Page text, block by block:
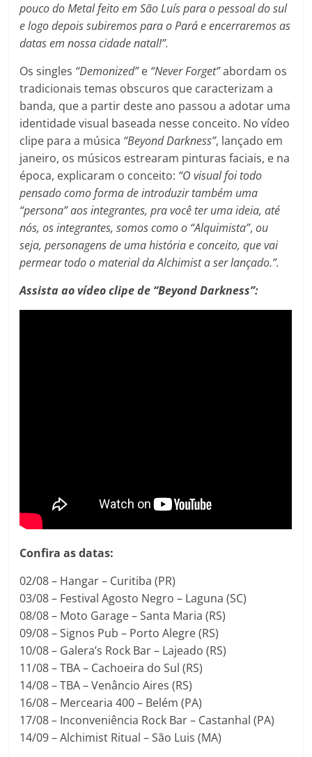
pouco do Metal feito em São Luís para o pessoal do sul
e logo depois subiremos para o Pará e encerraremos as
datas em nossa cidade natal!”.
Os singles “Demonized”e “Never Forget”abordam os
tradicionais temas obscuros que caracterizam a
banda, que a partir deste ano passou a adotar uma
identidade visual baseada nesse conceito. No vídeo
clipe para a música “Beyond Darkness”, lançado em
janeiro, os músicos estrearam pinturas faciais, e na
época, explicaram o conceito: “O visual foi todo
pensado como forma de introduzir também uma
“persona” aos integrantes, pra você ter uma ideia, até
nós, os integrantes, somos como o “Alquimista”,ou
seja, personagens de uma história e conceito, que vai
permear todo o material da Alchimist a ser lançado.”.
Assista ao vídeo clipe de “Beyond Darkness”:
Confira as datas:
02/08 – Hangar – Curitiba (PR)
03/08 – Festival Agosto Negro – Laguna (SC)
08/08 – Moto Garage – Santa Maria (RS)
09/08 – Signos Pub – Porto Alegre (RS)
10/08 – Galera’s Rock Bar – Lajeado (RS)
11/08 – TBA – Cachoeira do Sul (RS)
14/08 – TBA – Venâncio Aires (RS)
16/08 – Mercearia 400 – Belém (PA)
17/08 – Inconveniência Rock Bar – Castanhal (PA)
14/09 – Alchimist Ritual – São Luis (MA)